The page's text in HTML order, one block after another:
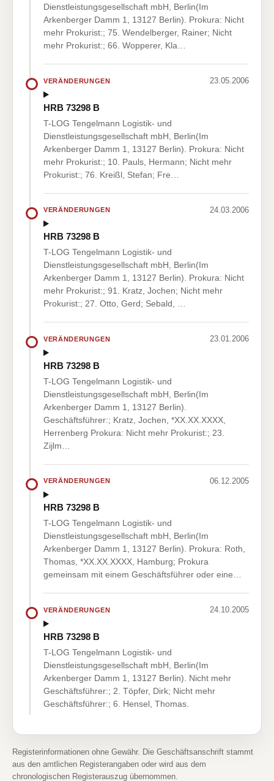
Dienstleistungsgesellschaft mbH, Berlin(Im
Arkenberger Damm 1, 13127 Berlin). Prokura: Nicht
mehr Prokurist:; 75. Wendelberger, Rainer; Nicht
mehr Prokurist:; 66. Wopperer, Kla…
VERÄNDERUNGEN 23.05.2006
HRB 73298 B
T-LOG Tengelmann Logistik- und
Dienstleistungsgesellschaft mbH, Berlin(Im
Arkenberger Damm 1, 13127 Berlin). Prokura: Nicht
mehr Prokurist:; 10. Pauls, Hermann; Nicht mehr
Prokurist:; 76. Kreißl, Stefan; Fre…
VERÄNDERUNGEN 24.03.2006
HRB 73298 B
T-LOG Tengelmann Logistik- und
Dienstleistungsgesellschaft mbH, Berlin(Im
Arkenberger Damm 1, 13127 Berlin). Prokura: Nicht
mehr Prokurist:; 91. Kratz, Jochen; Nicht mehr
Prokurist:; 27. Otto, Gerd; Sebald, …
VERÄNDERUNGEN 23.01.2006
HRB 73298 B
T-LOG Tengelmann Logistik- und
Dienstleistungsgesellschaft mbH, Berlin(Im
Arkenberger Damm 1, 13127 Berlin).
Geschäftsführer:; Kratz, Jochen, *XX.XX.XXXX,
Herrenberg Prokura: Nicht mehr Prokurist:; 23.
Zijlm…
VERÄNDERUNGEN 06.12.2005
HRB 73298 B
T-LOG Tengelmann Logistik- und
Dienstleistungsgesellschaft mbH, Berlin(Im
Arkenberger Damm 1, 13127 Berlin). Prokura: Roth,
Thomas, *XX.XX.XXXX, Hamburg; Prokura
gemeinsam mit einem Geschäftsführer oder eine…
VERÄNDERUNGEN 24.10.2005
HRB 73298 B
T-LOG Tengelmann Logistik- und
Dienstleistungsgesellschaft mbH, Berlin(Im
Arkenberger Damm 1, 13127 Berlin). Nicht mehr
Geschäftsführer:; 2. Töpfer, Dirk; Nicht mehr
Geschäftsführer:; 6. Hensel, Thomas.
Registerinformationen ohne Gewähr. Die Geschäftsanschrift stammt
aus den amtlichen Registerangaben oder wird aus dem
chronologischen Registerauszug übernommen.